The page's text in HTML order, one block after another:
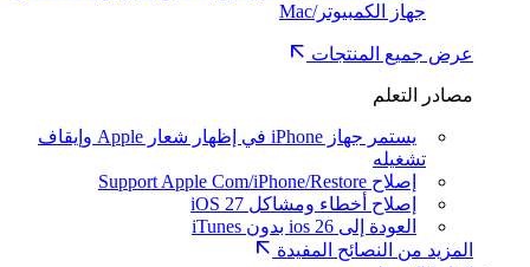
جهاز الكمبيوتر/Mac
عرض جميع المنتجات
مصادر التعلم
يستمر جهاز iPhone في إظهار شعار Apple وإيقاف
تشغيله
إصلاح Support Apple Com/iPhone/Restore
إصلاح أخطاء ومشاكل iOS 27
العودة إلى ios 26 بدون iTunes
المزيد من النصائح المفيدة